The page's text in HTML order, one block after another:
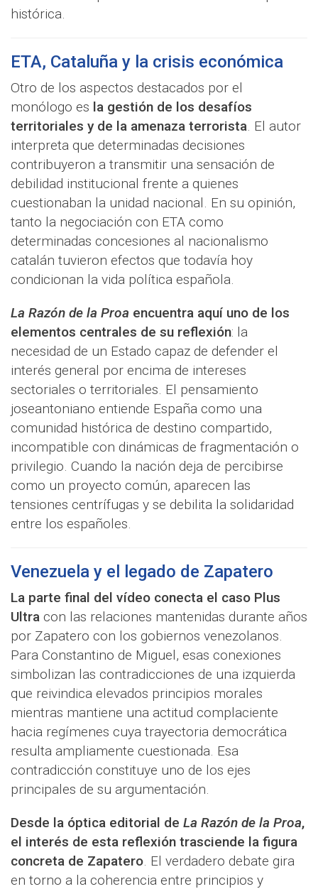
histórica.
ETA, Cataluña y la crisis económica
Otro de los aspectos destacados por el
monólogo es la gestión de los desafíos
territoriales y de la amenaza terrorista. El autor
interpreta que determinadas decisiones
contribuyeron a transmitir una sensación de
debilidad institucional frente a quienes
cuestionaban la unidad nacional. En su opinión,
tanto la negociación con ETA como
determinadas concesiones al nacionalismo
catalán tuvieron efectos que todavía hoy
condicionan la vida política española.
La Razón de la Proa encuentra aquí uno de los
elementos centrales de su reflexión: la
necesidad de un Estado capaz de defender el
interés general por encima de intereses
sectoriales o territoriales. El pensamiento
joseantoniano entiende España como una
comunidad histórica de destino compartido,
incompatible con dinámicas de fragmentación o
privilegio. Cuando la nación deja de percibirse
como un proyecto común, aparecen las
tensiones centrífugas y se debilita la solidaridad
entre los españoles.
Venezuela y el legado de Zapatero
La parte final del vídeo conecta el caso Plus
Ultra con las relaciones mantenidas durante años
por Zapatero con los gobiernos venezolanos.
Para Constantino de Miguel, esas conexiones
simbolizan las contradicciones de una izquierda
que reivindica elevados principios morales
mientras mantiene una actitud complaciente
hacia regímenes cuya trayectoria democrática
resulta ampliamente cuestionada. Esa
contradicción constituye uno de los ejes
principales de su argumentación.
Desde la óptica editorial de La Razón de la Proa,
el interés de esta reflexión trasciende la figura
concreta de Zapatero. El verdadero debate gira
en torno a la coherencia entre principios y